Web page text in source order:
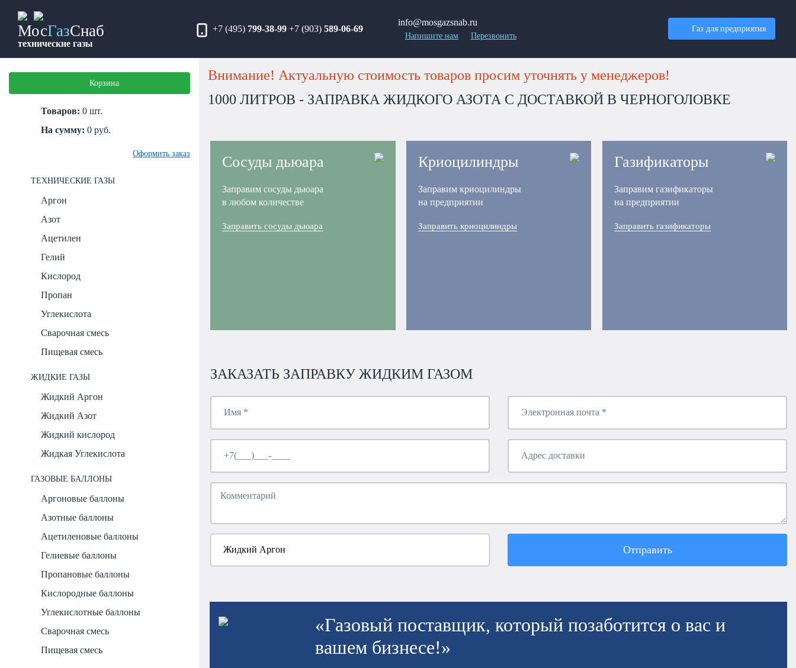
МосГазСнаб
технические газы
+7 (495) 799-38-99 +7 (903) 589-06-69
info@mosgazsnab.ru
Напишите нам Перезвонить
Газ для предприятия
Корзина
Товаров: 0 шт.
На сумму: 0 руб.
Оформить заказ
ТЕХНИЧЕСКИЕ ГАЗЫ
Аргон
Азот
Ацетилен
Гелий
Кислород
Пропан
Углекислота
Сварочная смесь
Пищевая смесь
ЖИДКИЕ ГАЗЫ
Жидкий Аргон
Жидкий Азот
Жидкий кислород
Жидкая Углекислота
ГАЗОВЫЕ БАЛЛОНЫ
Аргоновые баллоны
Азотные баллоны
Ацетиленовые баллоны
Гелиевые баллоны
Пропановые баллоны
Кислородные баллоны
Углекислотные баллоны
Сварочная смесь
Пищевая смесь
Внимание! Актуальную стоимость товаров просим уточнять у менеджеров!
1000 ЛИТРОВ - ЗАПРАВКА ЖИДКОГО АЗОТА С ДОСТАВКОЙ В ЧЕРНОГОЛОВКЕ
Сосуды дьюара
Заправим сосуды дьюара
в любом количестве
Заправить сосуды дьюара
Криоцилиндры
Заправим криоцилиндры
на предприятии
Заправить криоцилиндры
Газификаторы
Заправим газификаторы
на предприятии
Заправить газификаторы
ЗАКАЗАТЬ ЗАПРАВКУ ЖИДКИМ ГАЗОМ
Отправить
«Газовый поставщик, который позаботится о вас и
вашем бизнесе!»